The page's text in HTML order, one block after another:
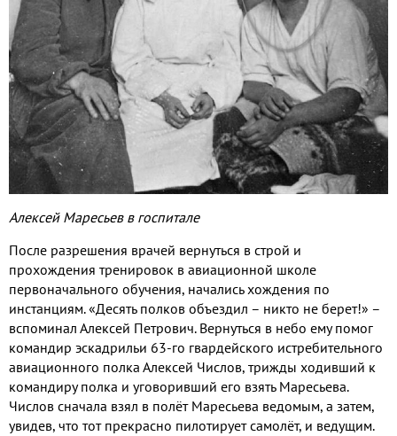
Алексей Маресьев в госпитале
После разрешения врачей вернуться в строй и
прохождения тренировок в авиационной школе
первоначального обучения, начались хождения по
инстанциям. «Десять полков объездил – никто не берет!» –
вспоминал Алексей Петрович. Вернуться в небо ему помог
командир эскадрильи 63-го гвардейского истребительного
авиационного полка Алексей Числов, трижды ходивший к
командиру полка и уговоривший его взять Маресьева.
Числов сначала взял в полёт Маресьева ведомым, а затем,
увидев, что тот прекрасно пилотирует самолёт, и ведущим.